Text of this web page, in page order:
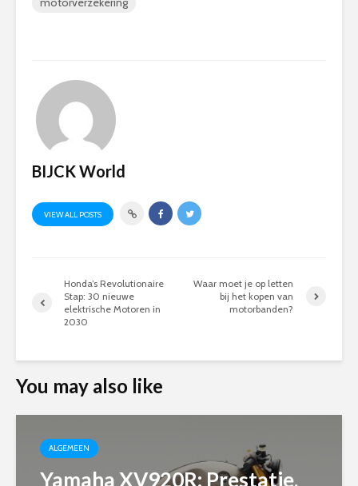
BIJCK World
VIEW ALL POSTS
Honda’s Revolutionaire
Stap: 30 nieuwe
elektrische Motoren in
2030
Waar moet je op letten
bij het kopen van
motorbanden?
You may also like
ALGEMEEN
Yamaha XV920R: Prestatie,